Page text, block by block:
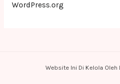
WordPress.org
Website Ini Di Kelola Oleh